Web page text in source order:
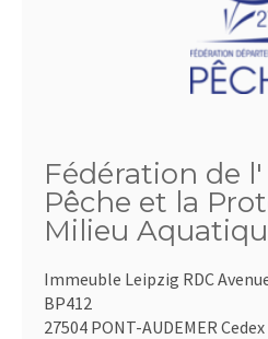
Fédération de
Pêche et la
Milieu
Immeuble Leipzig RDC
BP412
27504 PONT-AUDEMER Cedex